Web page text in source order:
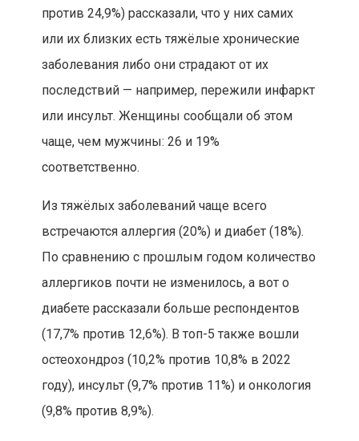
против 24,9%) рассказали, что у них самих
или их близких есть тяжёлые хронические
заболевания либо они страдают от их
последствий — например, пережили инфаркт
или инсульт. Женщины сообщали об этом
чаще, чем мужчины: 26 и 19%
соответственно.
Из тяжёлых заболеваний чаще всего
встречаются аллергия (20%) и диабет (18%).
По сравнению с прошлым годом количество
аллергиков почти не изменилось, а вот о
диабете рассказали больше респондентов
(17,7% против 12,6%). В топ-5 также вошли
остеохондроз (10,2% против 10,8% в 2022
году), инсульт (9,7% против 11%) и онкология
(9,8% против 8,9%).